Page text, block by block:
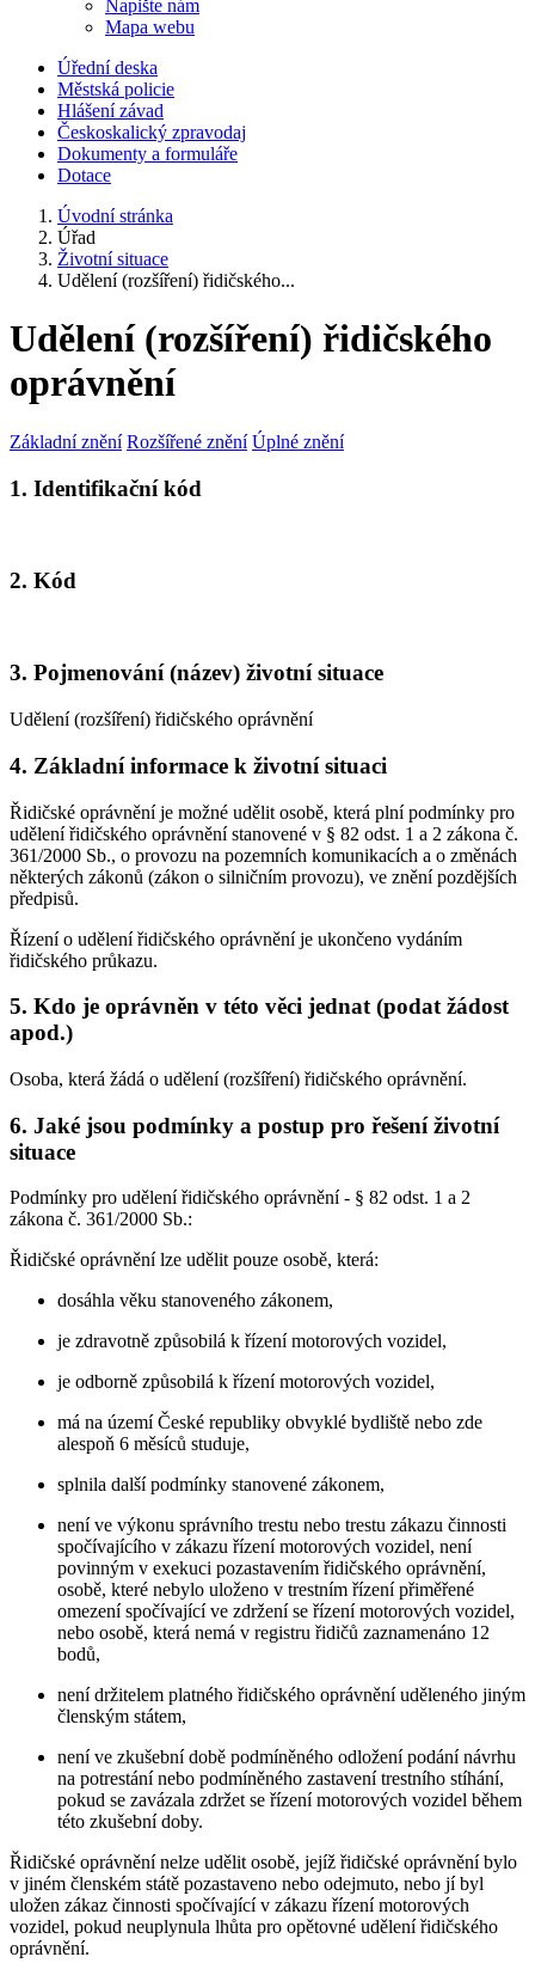
Napište nám
Mapa webu
Úřední deska
Městská policie
Hlášení závad
Českoskalický zpravodaj
Dokumenty a formuláře
Dotace
Úvodní stránka
Úřad
Životní situace
Udělení (rozšíření) řidičského...
Udělení (rozšíření) řidičského
oprávnění
Základní znění Rozšířené znění Úplné znění
1. Identifikační kód
2. Kód
3. Pojmenování (název) životní situace
Udělení (rozšíření) řidičského oprávnění
4. Základní informace k životní situaci
Řidičské oprávnění je možné udělit osobě, která plní podmínky pro
udělení řidičského oprávnění stanovené v § 82 odst. 1 a 2 zákona č.
361/2000 Sb., o provozu na pozemních komunikacích a o změnách
některých zákonů (zákon o silničním provozu), ve znění pozdějších
předpisů.
Řízení o udělení řidičského oprávnění je ukončeno vydáním
řidičského průkazu.
5. Kdo je oprávněn v této věci jednat (podat žádost
apod.)
Osoba, která žádá o udělení (rozšíření) řidičského oprávnění.
6. Jaké jsou podmínky a postup pro řešení životní
situace
Podmínky pro udělení řidičského oprávnění - § 82 odst. 1 a 2
zákona č. 361/2000 Sb.:
Řidičské oprávnění lze udělit pouze osobě, která:
dosáhla věku stanoveného zákonem,
je zdravotně způsobilá k řízení motorových vozidel,
je odborně způsobilá k řízení motorových vozidel,
má na území České republiky obvyklé bydliště nebo zde
alespoň 6 měsíců studuje,
splnila další podmínky stanovené zákonem,
není ve výkonu správního trestu nebo trestu zákazu činnosti
spočívajícího v zákazu řízení motorových vozidel, není
povinným v exekuci pozastavením řidičského oprávnění,
osobě, které nebylo uloženo v trestním řízení přiměřené
omezení spočívající ve zdržení se řízení motorových vozidel,
nebo osobě, která nemá v registru řidičů zaznamenáno 12
bodů,
není držitelem platného řidičského oprávnění uděleného jiným
členským státem,
není ve zkušební době podmíněného odložení podání návrhu
na potrestání nebo podmíněného zastavení trestního stíhání,
pokud se zavázala zdržet se řízení motorových vozidel během
této zkušební doby.
Řidičské oprávnění nelze udělit osobě, jejíž řidičské oprávnění bylo
v jiném členském státě pozastaveno nebo odejmuto, nebo jí byl
uložen zákaz činnosti spočívající v zákazu řízení motorových
vozidel, pokud neuplynula lhůta pro opětovné udělení řidičského
oprávnění.